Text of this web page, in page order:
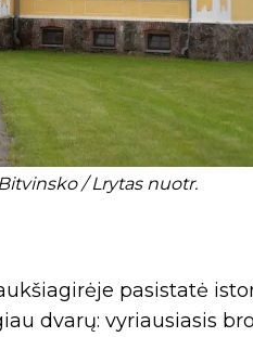
/ Lrytas nuotr.
pasistatė
dvarų: vyriausiasis